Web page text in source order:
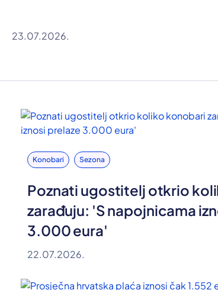
23.07.2026.
Konobari Sezona
Poznati ugostitelj otkrio
zarađuju: 'S napojnicama
3.000 eura'
22.07.2026.